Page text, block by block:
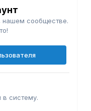
нашем сообществе.
в систему.